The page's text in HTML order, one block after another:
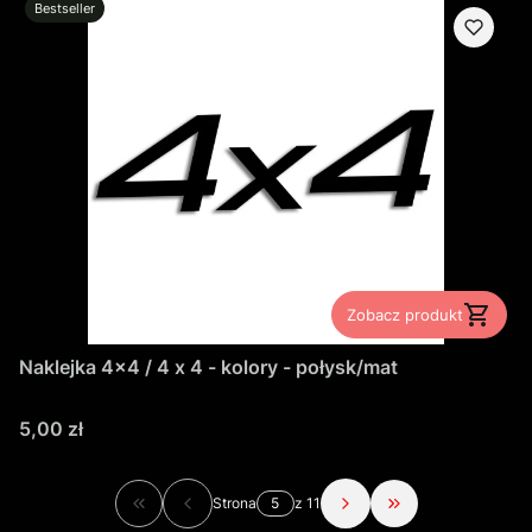
Bestseller
Zobacz produkt
Naklejka 4x4 / 4 x 4 - kolory - połysk/mat
Cena
5,00 zł
Wróć do pierwszej strony z produktami
Strona z 11 Przejdź do